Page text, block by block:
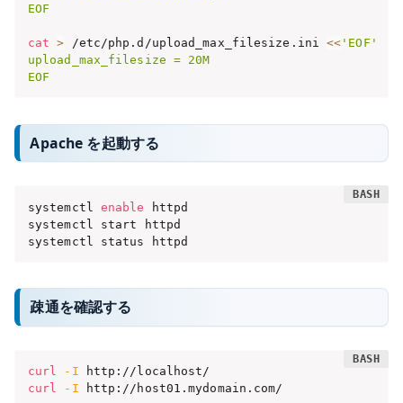
EOF
cat > /etc/php.d/upload_max_filesize.ini << 'EOF'
upload_max_filesize = 20M
EOF
Apache を起動する
systemctl enable
httpd
systemctl start httpd
systemctl status httpd
疎通を確認する
curl -I
curl
-I http://host01.mydomain.com/